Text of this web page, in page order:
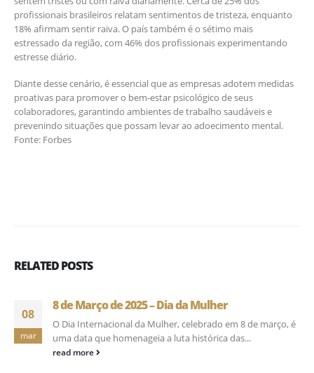
profissionais brasileiros relatam sentimentos de tristeza, enquanto
18% afirmam sentir raiva. O país também é o sétimo mais
estressado da região, com 46% dos profissionais experimentando
estresse diário. ​
Diante desse cenário, é essencial que as empresas adotem medidas
proativas para promover o bem-estar psicológico de seus
colaboradores, garantindo ambientes de trabalho saudáveis e
prevenindo situações que possam levar ao adoecimento mental.
Fonte: Forbes
RELATEDPOSTS
08
mar
8 de Março de 2025 – Dia da Mulher
​O Dia Internacional da Mulher, celebrado em 8 de março, é
uma data que homenageia a luta histórica das...
read more